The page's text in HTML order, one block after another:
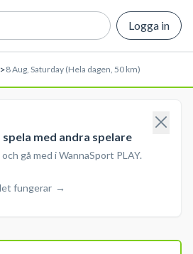
Logga in
>8 Aug, Saturday (Hela dagen, 50 km)
med andra spelare
gå med i WannaSport PLAY.
fungerar →